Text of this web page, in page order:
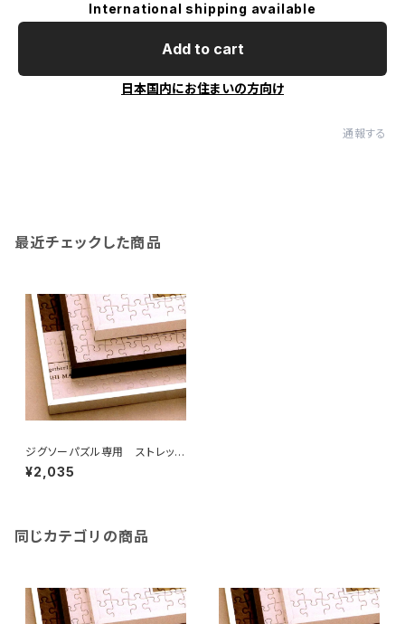
International shipping available
Add to cart
日本国内にお住まいの方向け
通報する
最近チェックした商品
ジグソーパズル専用 ストレッチ
ライン 350×350ミリ （4C)
¥2,035
同じカテゴリの商品